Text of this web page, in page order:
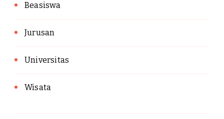
Beasiswa
Jurusan
Universitas
Wisata